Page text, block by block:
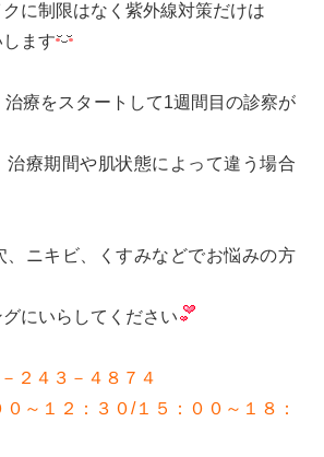
に制限はなく紫外線対策だけは
します
療をスタートして1週間目の診察が
療期間や肌状態によって違う場合
、ニキビ、くすみなどでお悩みの方
にいらしてください
４３－４８７４
～１２：３０/１５：００～１８：